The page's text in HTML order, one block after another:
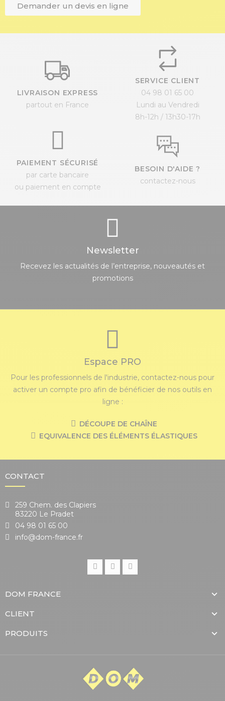
Demander un devis en ligne
LIVRAISON EXPRESS
partout en France
SERVICE CLIENT
04 98 01 65 00
Lundi au Vendredi
8h-12h / 13h30-17h
PAIEMENT SÉCURISÉ
par carte bancaire
ou paiement en compte
BESOIN D'AIDE ?
contactez-nous
Newsletter
Recevez les actualités de l’entreprise, nouveautés et
promotions
Espace PRO
Pour les professionnels de l'industrie, contactez-nous pour
activer un compte pro afin de bénéficier de nos outils en
ligne :
DÉCOUPE DE CHAÎNE
EQUIVALENCE DES ÉLÉMENTS ÉLASTIQUES
CONTACT
259 Chem. des Clapiers
83220 Le Pradet
04 98 01 65 00
info@dom-france.fr
DOM FRANCE
CLIENT
PRODUITS